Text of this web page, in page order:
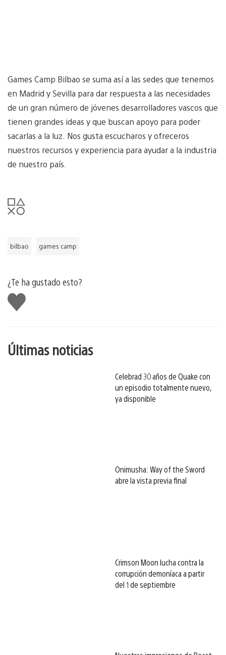
Games Camp Bilbao se suma así a las sedes que tenemos
en Madrid y Sevilla para dar respuesta a las necesidades
de un gran número de jóvenes desarrolladores vascos que
tienen grandes ideas y que buscan apoyo para poder
sacarlas a la luz. Nos gusta escucharos y ofreceros
nuestros recursos y experiencia para ayudar a la industria
de nuestro país.
bilbao games camp
¿Te ha gustado esto?
Me
gusta
Últimas noticias
Celebrad 30 años de Quake con
un episodio totalmente nuevo,
ya disponible
Onimusha: Way of the Sword
abre la vista previa final
Crimson Moon lucha contra la
corrupción demoníaca a partir
del 1 de septiembre